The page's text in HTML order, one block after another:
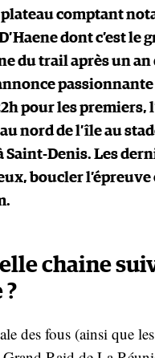
plateau comptant
dont c’est le
du trail après un an
passionnante
pour les premiers,
nord de l’île au
Saint-Denis. Les
boucler l’épreuve
chaine
?
des fous (ainsi que